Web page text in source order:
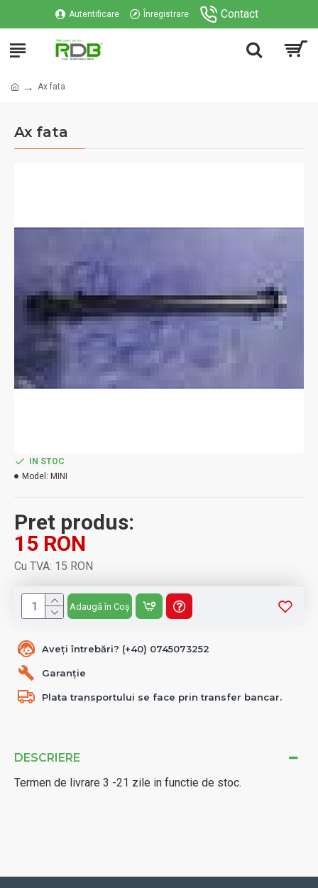
Autentificare Înregistrare Contact
Ax fata
Ax fata
DESCRIERE
Termen de livrare 3 -21 zile in functie de stoc.
Aveți întrebări? (+40) 0745073252
Garanție
Plata transportului se face prin transfer bancar.
Pret produs:
15 RON
Cu TVA: 15 RON
IN STOC
Model: MINI
Adaugă în Coș